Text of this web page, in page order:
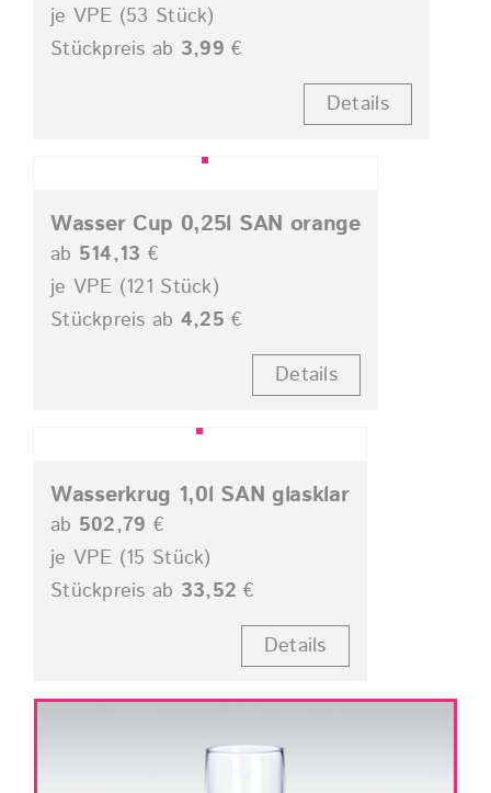
je VPE (53 Stück)
Stückpreis ab 3,99 €
Details
Wasser Cup 0,25l SAN orange
ab 514,13 €
je VPE (121 Stück)
Stückpreis ab 4,25 €
Details
Wasserkrug 1,0l SAN glasklar
ab 502,79 €
je VPE (15 Stück)
Stückpreis ab 33,52 €
Details